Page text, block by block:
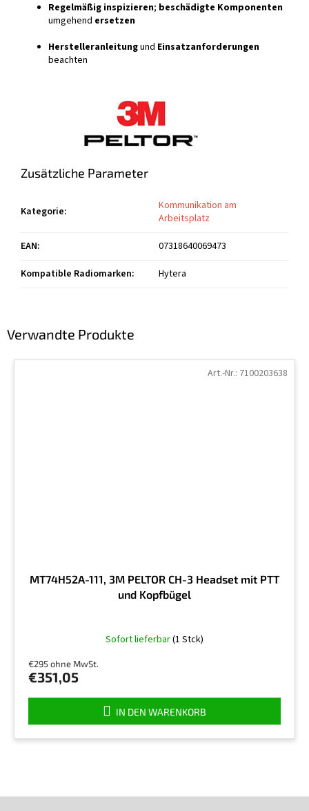
Verwandte Produkte
MT74H52A-111, 3M PELTOR CH-3 Headset mit PTT
und Kopfbügel
Sofort lieferbar(1 Stck)
€295 ohne MwSt.
€351,05
IN DEN WARENKORB
Art.-Nr.: 7100203638
Regelmäßig inspizieren; beschädigte Komponenten
umgehend ersetzen
Herstelleranleitungund Einsatzanforderungen
beachten
Zusätzliche Parameter
Kategorie:
Kommunikation am
Arbeitsplatz
EAN:
07318640069473
Kompatible Radiomarken: Hytera